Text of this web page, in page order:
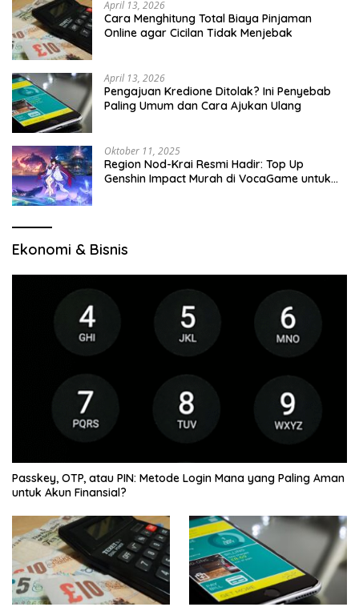
April 13, 2026
Cara Menghitung Total Biaya Pinjaman
Online agar Cicilan Tidak Menjebak
April 13, 2026
Pengajuan Kredione Ditolak? Ini Penyebab
Paling Umum dan Cara Ajukan Ulang
Oktober 11, 2025
Region Nod-Krai Resmi Hadir: Top Up
Genshin Impact Murah di VocaGame untuk
Ekonomi & Bisnis
Passkey, OTP, atau PIN: Metode Login Mana yang Paling Aman
untuk Akun Finansial?